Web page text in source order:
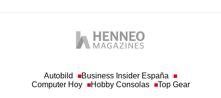
Autobild
Business Insider España
Computer Hoy
Hobby Consolas Top Gear